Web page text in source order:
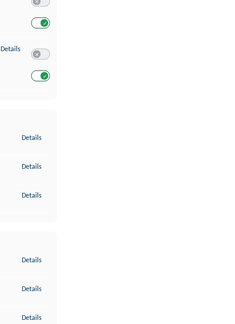
Details zu Entwicklung und Verbesserung der Angebote
Details
Details
Details
Details
Details
Details